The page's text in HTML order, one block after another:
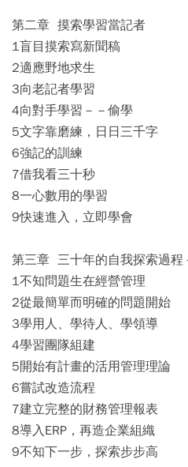
第二章 摸索學習當記者
1盲目摸索寫新聞稿
2適應野地求生
3向老記者學習
4向對手學習－－偷學
5文字靠磨練，日日三千字
6強記的訓練
7借我看三十秒
8一心數用的學習
9快速進入，立即學會
第三章 三十年的自我探索過程
1不知問題生在經營管理
2從最簡單而明確的問題開始
3學用人、學待人、學領導
4學習團隊組建
5開始有計畫的活用管理理論
6嘗試改造流程
7建立完整的財務管理報表
8導入ERP，再造企業組織
9不知下一步，探索步步高